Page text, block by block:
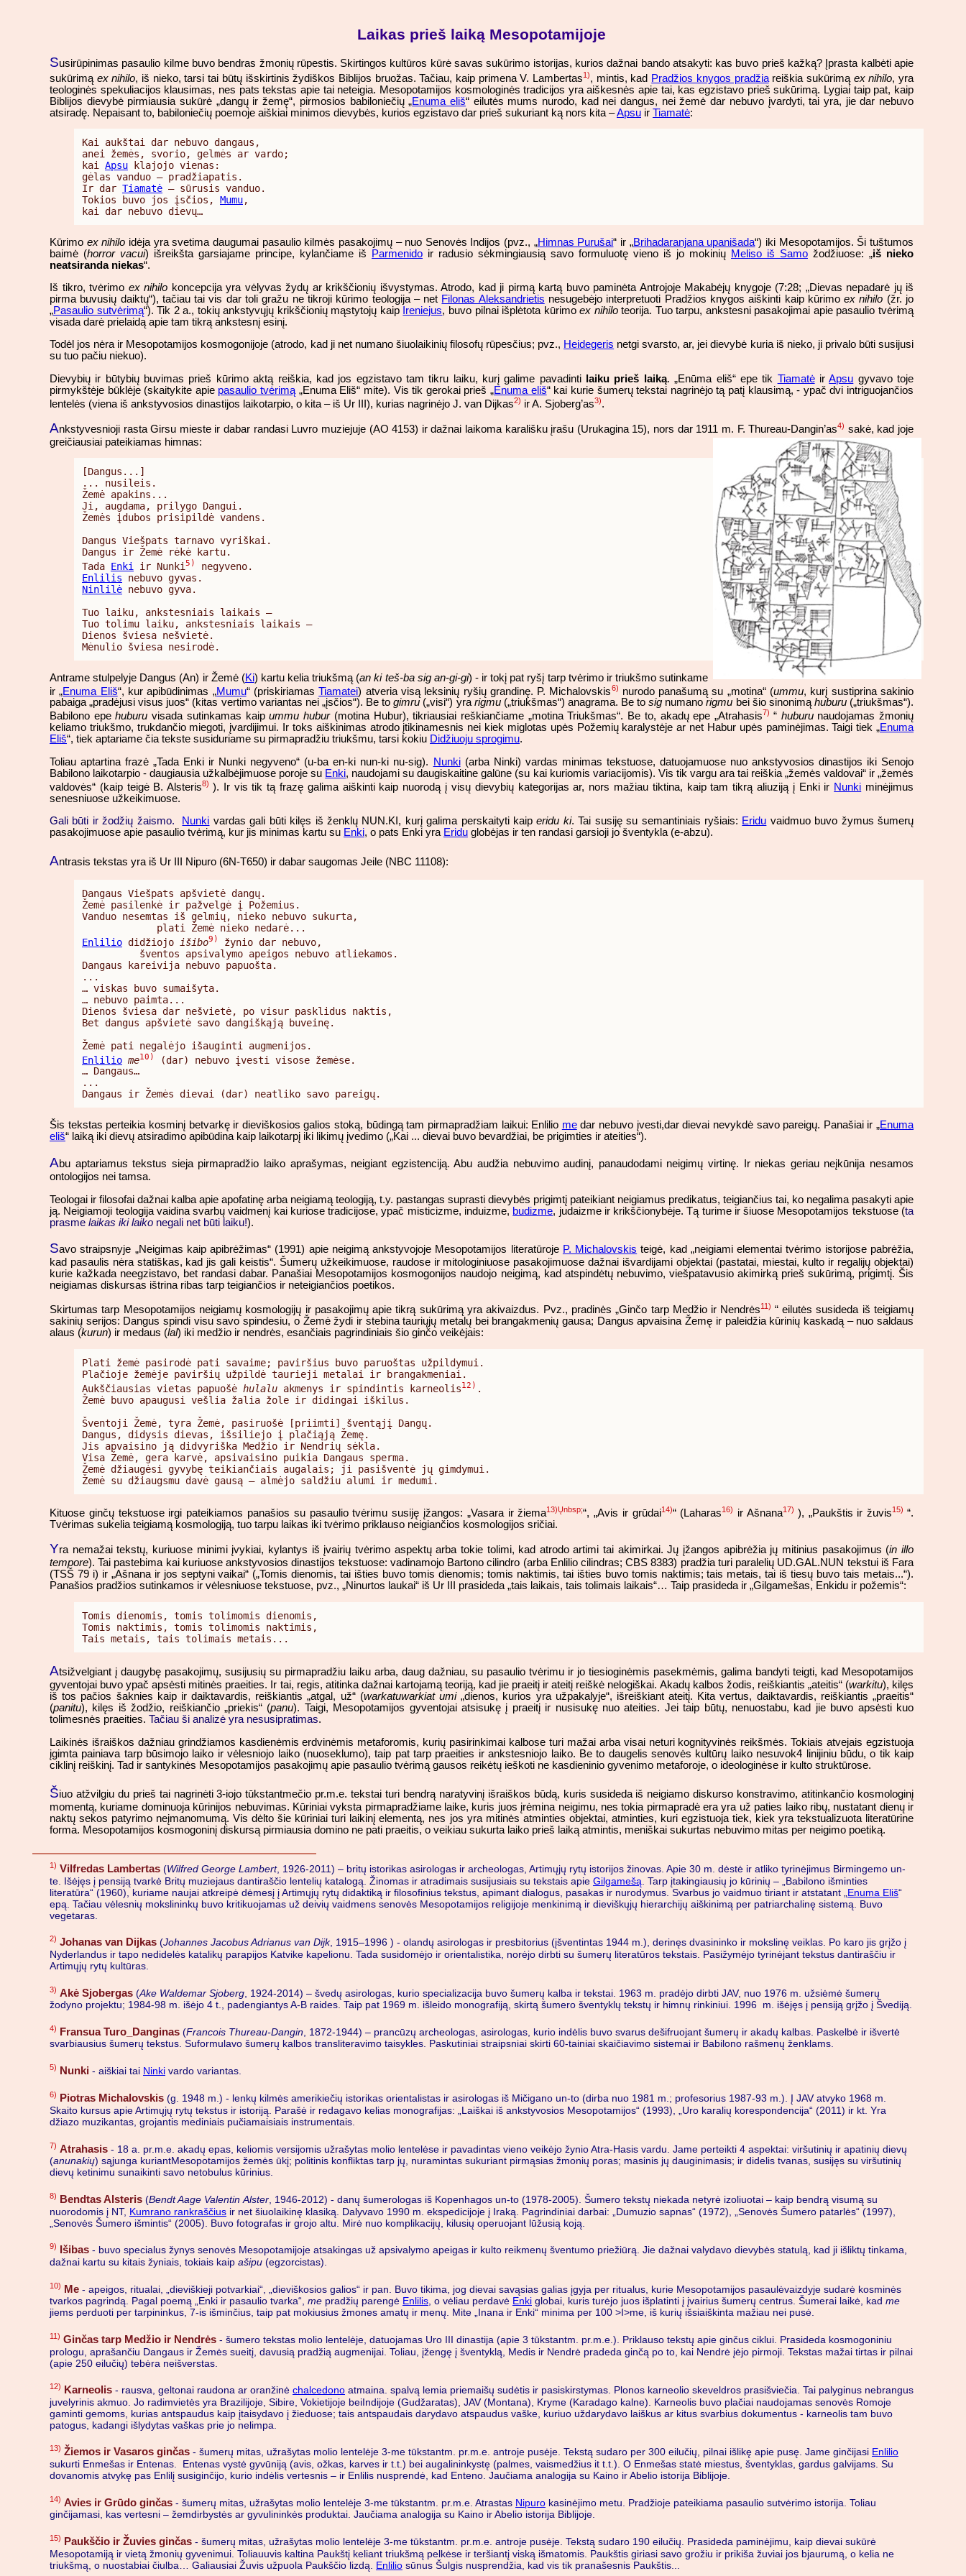
Laikas prieš laiką Mesopotamijoje
Susirūpinimas pasaulio kilme buvo bendras žmonių rūpestis. Skirtingos kultūros kūrė savas sukūrimo istorijas, kurios dažnai bando atsakyti: kas buvo prieš kažką? Įprasta kalbėti apie
sukūrimą ex nihilo, iš nieko, tarsi tai būtų išskirtinis žydiškos Biblijos bruožas. Tačiau, kaip primena V. Lambertas1), mintis, kad Pradžios knygos pradžiareiškia sukūrimą ex nihilo, yra
teologinės spekuliacijos klausimas, nes pats tekstas apie tai neteigia. Mesopotamijos kosmologinės tradicijos yra aiškesnės apie tai, kas egzistavo prieš sukūrimą. Lygiai taip pat, kaip
Biblijos dievybė pirmiausia sukūrė „dangų ir žemę“, pirmosios babiloniečių „Enuma eliš“ eilutės mums nurodo, kad nei dangus, nei žemė dar nebuvo įvardyti, tai yra, jie dar nebuvo
atsiradę. Nepaisant to, babiloniečių poemoje aiškiai minimos dievybės, kurios egzistavo dar prieš sukuriant ką nors kita –Apsu ir Tiamatė:
Kai aukštai dar nebuvo dangaus,
anei žemės, svorio, gelmės ar vardo;
kai Apsu klajojo vienas:
gėlas vanduo – pradžiapatis.
Ir dar Tiamatė – sūrusis vanduo.
Tokios buvo jos įsčios, Mumu,
kai dar nebuvo dievų…
Kūrimo ex nihilo idėja yra svetima daugumai pasaulio kilmės pasakojimų – nuo Senovės Indijos (pvz., „Himnas Purušai“ ir „Brihadaranjana upanišada“) iki Mesopotamijos. Ši tuštumos
baimė (horror vacui) išreikšta garsiajame principe, kylančiame iš Parmenido ir radusio sėkmingiausią savo formuluotę vieno iš jo mokinių Meliso iš Samo žodžiuose: „iš nieko
neatsiranda niekas“.
Iš tikro, tvėrimo ex nihilo koncepcija yra vėlyvas žydų ar krikščionių išvystymas. Atrodo, kad ji pirmą kartą buvo paminėta Antrojoje Makabėjų knygoje (7:28; „Dievas nepadarė jų iš
pirma buvusių daiktų“), tačiau tai vis dar toli gražu ne tikroji kūrimo teologija – net Filonas Aleksandrietis nesugebėjo interpretuoti Pradžios knygos aiškinti kaip kūrimoex nihilo (žr. jo
„Pasaulio sutvėrimą“). Tik 2 a., tokių ankstyvųjų krikščionių mąstytojų kaip Ireniejus, buvo pilnai išplėtota kūrimoex nihiloteorija. Tuo tarpu, ankstesni pasakojimai apie pasaulio tvėrimą
visada darė prielaidą apie tam tikrą ankstesnį esinį.
Todėl jos nėra ir Mesopotamijos kosmogonijoje (atrodo, kad ji net numano šiuolaikinių filosofų rūpesčius; pvz., Heidegeris netgi svarsto, ar, jei dievybė kuria iš nieko, ji privalo būti susijusi
su tuo pačiu niekuo).
Dievybių ir būtybių buvimas prieš kūrimo aktą reiškia, kad jos egzistavo tam tikru laiku, kurį galime pavadinti laiku prieš laiką. „Enūma eliš“ epe tik TiamatėirApsu gyvavo toje
pirmykštėje būklėje (skaitykite apie pasaulio tvėrimą „Enuma Eliš“ mite). Vis tik gerokai prieš „Enuma eliš“ kai kurie šumerų tekstai nagrinėjo tą patį klausimą, - ypač dvi intriguojančios
lentelės (viena iš ankstyvosios dinastijos laikotarpio, o kita – iš Ur III), kurias nagrinėjo J. van Dijkas2) ir A. Sjoberg’as3).
Ankstyvesnioji rasta Girsu mieste ir dabar randasi Luvro muziejuje (AO 4153) ir dažnai laikoma karališku įrašu (Urukagina 15), nors dar 1911 m. F. Thureau-Dangin’as4) sakė, kad joje
greičiausiai pateikiamas himnas:
[Dangus...]
... nusileis.
Žemė apakins...
Ji, augdama, prilygo Dangui.
Žemės įdubos prisipildė vandens.
Dangus Viešpats tarnavo vyriškai.
Dangus ir Žemė rėkė kartu.
Tada Enki ir Nunki 5)
Enlilis
Ninlilė nebuvo gyva.
Tuo laiku, ankstesniais laikais –
Tuo tolimu laiku, ankstesniais laikais –
Dienos šviesa nešvietė.
Mėnulio šviesa nesirodė.
Antrame stulpelyje Dangus (An) ir Žemė (Ki) kartu kelia triukšmą (an ki teš-ba sig an-gi-gi) - ir tokį pat ryšį tarp tvėrimo ir triukšmo sutinkame
ir „Enuma Eliš“, kur apibūdinimas „Mumu“ (priskiriamasTiamatei) atveria visą leksinių ryšių grandinę. P. Michalovskis6) nurodo panašumą su „motina“ (ummu, kurį sustiprina sakinio
pabaiga „pradėjusi visus juos“ (kitas vertimo variantas nei „įsčios“). Be togimru („visi“) yrarigmu(„triukšmas“) anagrama. Be tosig numanorigmu bei šio sinonimąhuburu(„triukšmas“).
Babilono epehuburu visada sutinkamas kaipummu hubur(motina Hubur), tikriausiai reškiančiame „motina Triukšmas“. Be to, akadų epe „Atrahasis7) “ huburunaudojamas žmonių
keliamo triukšmo, trukdančio miegoti, įvardijimui. Ir toks aiškinimas atrodo įtikinamesnis nei kiek miglotas upės Požemių karalystėje ar net Habur upės paminėjimas. Taigi tiek „Enuma
Eliš“, tiek aptariame čia tekste susiduriame su pirmapradžiu triukšmu, tarsi kokiu Didžiuoju sprogimu.
Toliau aptartina frazė „Tada Enki ir Nunki negyveno“ (u-ba en-ki nun-ki nu-sig).
Nunki(arba Ninki) vardas minimas tekstuose, datuojamuose nuo ankstyvosios dinastijos iki Senojo
Babilono laikotarpio - daugiausia užkalbėjimuose poroje su Enki, naudojami su daugiskaitine galūne (su kai kuriomis variacijomis). Vis tik vargu ara tai reiškia „žemės valdovai“ ir „žemės
valdovės“ (kaip teigė B. Alsteris8)). Ir vis tik tą frazę galima aiškinti kaip nuorodą į visų dievybių kategorijas ar, nors mažiau tiktina, kaip tam tikrą aliuziją į Enki ir Nunki minėjimus
senesniuose užkeikimuose.
Gali būti ir žodžių žaismo.
Nunki vardas gali būti kilęs iš ženklų NUN.KI, kurį galima perskaityti kaiperidu ki. Tai susiję su semantiniais ryšiais: Eridu vaidmuo buvo žymus šumerų
pasakojimuose apie pasaulio tvėrimą, kur jis minimas kartu su Enki, o pats Enki yra Eridu globėjas ir ten randasi garsioji jo šventykla (e-abzu).
Antrasis tekstas yra iš Ur III Nipuro (6N-T650) ir dabar saugomas Jeile (NBC 11108):
Dangaus Viešpats apšvietė dangų.
Žemė pasilenkė ir pažvelgė į Požemius.
Vanduo nesemtas iš gelmių, nieko nebuvo sukurta,
Enlilio didžiojo išibo9)
žynio dar nebuvo,
          šventos apsivalymo apeigos nebuvo atliekamos.
Dangaus kareivija nebuvo papuošta.
...
… viskas buvo sumaišyta.
… nebuvo paimta...
Dienos šviesa dar nešvietė, po visur pasklidus naktis,
Bet dangus apšvietė savo dangiškąją buveinę.
Enlilio me10)
(dar) nebuvo įvesti visose žemėse.
… Dangaus…
...
Dangaus ir Žemės dievai (dar) neatliko savo pareigų.
Šis tekstas perteikia kosminį betvarkę ir dieviškosios galios stoką, būdingą tam pirmapradžiam laikui: Enlilio medar nebuvo įvesti,dar dievai nevykdė savo pareigų. Panašiai ir „Enuma
eliš“ laiką iki dievų atsiradimo apibūdina kaip laikotarpį iki likimų įvedimo („Kai ... dievai buvo bevardžiai, be prigimties ir ateities“).
Abu aptariamus tekstus sieja pirmapradžio laiko aprašymas, neigiant egzistenciją. Abu audžia nebuvimo audinį, panaudodami neigimų virtinę. Ir niekas geriau neįkūnija nesamos
ontologijos nei tamsa.
Teologai ir filosofai dažnai kalba apie apofatinę arba neigiamą teologiją, t.y. pastangas suprasti dievybės prigimtį pateikiant neigiamus predikatus, teigiančius tai, ko negalima pasakyti apie
ją. Neigiamoji teologija vaidina svarbų vaidmenį kai kuriose tradicijose, ypač misticizme, induizme, budizme, judaizme ir krikščionybėje. Tą turime ir šiuose Mesopotamijos tekstuose (ta
prasme laikas iki laiko negali net būti laiku!).
Savo straipsnyje „Neigimas kaip apibrėžimas“ (1991) apie neigimą ankstyvojoje Mesopotamijos literatūroje P. Michalovskis teigė, kad „neigiami elementai tvėrimo istorijose pabrėžia,
kad pasaulis nėra statiškas, kad jis gali keistis“. Šumerų užkeikimuose, raudose ir mitologiniuose pasakojimuose dažnai išvardijami objektai (pastatai, miestai, kulto ir regalijų objektai)
kurie kažkada neegzistavo, bet randasi dabar. Panašiai Mesopotamijos kosmogonijos naudojo neigimą, kad atspindėtų nebuvimo, viešpatavusio akimirką prieš sukūrimą, prigimtį. Šis
neigiamas diskursas ištrina ribas tarp teigiančios ir neteigiančios poetikos.
Skirtumas tarp Mesopotamijos neigiamų kosmologijų ir pasakojimų apie tikrą sukūrimą yra akivaizdus. Pvz., pradinės „Ginčo tarp Medžio ir Nendrės11) “ eilutės susideda iš teigiamų
sakinių serijos: Dangus spindi visu savo spindesiu, o Žemė žydi ir stebina tauriųjų metalų bei brangakmenių gausa; Dangus apvaisina Žemę ir paleidžia kūrinių kaskadą – nuo saldaus
alaus (kurun) ir medaus (lal) iki medžio ir nendrės, esančiais pagrindiniais šio ginčo veikėjais:
Plati žemė pasirodė pati savaime; paviršius buvo paruoštas užpildymui.
Plačioje žemėje paviršių užpildė taurieji metalai ir brangakmeniai.
Aukščiausias vietas papuošė hulalu akmenys ir spindintis karneolis12) .
Žemė buvo apaugusi vešlia žalia žole ir didingai iškilus.
Šventoji Žemė, tyra Žemė, pasiruošė [priimti] šventąjį Dangų.
Dangus, didysis dievas, išsiliejo į plačiąją Žemę.
Jis apvaisino ją didvyriška Medžio ir Nendrių sėkla.
Visa Žemė, gera karvė, apsivaisino puikia Dangaus sperma.
Žemė džiaugėsi gyvybę teikiančiais augalais; ji pasišventė jų gimdymui.
Žemė su džiaugsmu davė gausą – almėjo saldžiu alumi ir medumi.
Kituose ginčų tekstuose irgi pateikiamos panašios su pasaulio tvėrimu susiję įžangos: „Vasara ir žiema13)Ųnbsp;“, „Avis ir grūdai14)“ (Laharas16) ir Ašnana17) ), „Paukštis ir žuvis15)“.
Tvėrimas sukelia teigiamą kosmologiją, tuo tarpu laikas iki tvėrimo priklauso neigiančios kosmologijos sričiai.
Yra nemažai tekstų, kuriuose minimi įvykiai, kylantys iš įvairių tvėrimo aspektų arba tokie tolimi, kad atrodo artimi tai akimirkai. Jų įžangos apibrėžia jų mitinius pasakojimus (in illo
tempore). Tai pastebima kai kuriuose ankstyvosios dinastijos tekstuose: vadinamojo Bartono cilindro (arba Enlilio cilindras; CBS 8383) pradžia turi paralelių UD.GAL.NUN tekstui iš Fara
(TSŠ 79 i) ir „Ašnana ir jos septyni vaikai“ („Tomis dienomis, tai išties buvo tomis dienomis; tomis naktimis, tai išties buvo tomis naktimis; tais metais, tai iš tiesų buvo tais metais...“).
Panašios pradžios sutinkamos ir vėlesniuose tekstuose, pvz., „Ninurtos laukai“ iš Ur III prasideda „tais laikais, tais tolimais laikais“… Taip prasideda ir „Gilgamešas, Enkidu ir požemis“:
Tomis dienomis, tomis tolimomis dienomis,
Tomis naktimis, tomis tolimomis naktimis,
Atsižvelgiant į daugybę pasakojimų, susijusių su pirmapradžiu laiku arba, daug dažniau, su pasaulio tvėrimu ir jo tiesioginėmis pasekmėmis, galima bandyti teigti, kad Mesopotamijos
gyventojai buvo ypač apsėsti mitinės praeities. Ir tai, regis, atitinka dažnai kartojamą teoriją, kad jie praeitį ir ateitį reiškė nelogiškai. Akadų kalbos žodis, reiškiantis „ateitis“ (warkitu), kilęs
iš tos pačios šaknies kaip ir daiktavardis, reiškiantis „atgal, už“ (warkatuwarkiat umi„dienos, kurios yra užpakalyje“, išreiškiant ateitį. Kita vertus, daiktavardis, reiškiantis „praeitis“
(panitu), kilęs iš žodžio, reiškiančio „priekis“ (panu). Taigi, Mesopotamijos gyventojai atsisukę į praeitį ir nusisukę nuo ateities. Jei taip būtų, nenuostabu, kad jie buvo apsėsti kuo
tolimesnės praeities. Tačiau ši analizė yra nesusipratimas.
Laikinės išraiškos dažniau grindžiamos kasdienėmis erdvinėmis metaforomis, kurių pasirinkimai kalbose turi mažai arba visai neturi kognityvinės reikšmės. Tokiais atvejais egzistuoja
įgimta painiava tarp būsimojo laiko ir vėlesniojo laiko (nuoseklumo), taip pat tarp praeities ir ankstesniojo laiko. Be to daugelis senovės kultūrų laiko nesuvok4 linijiniu būdu, o tik kaip
ciklinį reiškinį. Tad ir santykinės Mesopotamijos pasakojimų apie pasaulio tvėrimą gausos reikėtų ieškoti ne kasdieninio gyvenimo metaforoje, o ideologinėse ir kulto struktūrose.
Šiuo atžvilgiu du prieš tai nagrinėti 3-iojo tūkstantmečio pr.m.e. tekstai turi bendrą naratyvinį išraiškos būdą, kuris susideda iš neigiamo diskurso konstravimo, atitinkančio kosmologinį
momentą, kuriame dominuoja kūrinijos nebuvimas. Kūriniai vyksta pirmapradžiame laike, kuris juos įrėmina neigimu, nes tokia pirmapradė era yra už paties laiko ribų, nustatant dienų ir
naktų sekos patyrimo neįmanomumą. Vis dėlto šie kūriniai turi laikinį elementą, nes jos yra mitinės atminties objektai, atminties, kuri egzistuoja tiek, kiek yra tekstualizuota literatūrine
forma. Mesopotamijos kosmogoninį diskursą pirmiausia domino ne pati praeitis, o veikiau sukurta laiko prieš laiką atmintis, meniškai sukurtas nebuvimo mitas per neigimo poetiką.
1) Vilfredas Lambertas (Wilfred George Lambert, 1926-2011) – britų istorikas asirologas ir archeologas, Artimųjų rytų istorijos žinovas. Apie 30 m. dėstė ir atliko tyrinėjimus Birmingemo un-
te. Išėjęs į pensiją tvarkė Britų muziejaus dantiraščio lentelių katalogą. Žinomas ir atradimais susijusiais su tekstais apie Gilgamešą . Tarp įtakingiausių jo kūrinių – „Babilono išminties
literatūra“ (1960), kuriame naujai atkreipė dėmesį į Artimųjų rytų didaktiką ir filosofinius tekstus, apimant dialogus, pasakas ir nurodymus. Svarbus jo vaidmuo tiriant ir atstatant „ Enuma Eliš“
epą. Tačiau vėlesnių mokslininkų buvo kritikuojamas už deivių vaidmens senovės Mesopotamijos religijoje menkinimą ir dieviškųjų hierarchijų aiškinimą per patriarchalinę sistemą. Buvo
vegetaras.
2) Johanas van Dijkas (Johannes Jacobus Adrianus van Dijk, 1915–1996 ) - olandų asirologas ir presbitorius (įšventintas 1944 m.), derinęs dvasininko ir mokslinę veiklas. Po karo jis grįžo į
Nyderlandus ir tapo nedidelės katalikų parapijos Katvike kapelionu. Tada susidomėjo ir orientalistika, norėjo dirbti su šumerų literatūros tekstais. Pasižymėjo tyrinėjant tekstus dantiraščiu ir
Artimųjų rytų kultūras.
3) Akė Sjobergas (Ake Waldemar Sjoberg , 1924-2014) – švedų asirologas, kurio specializacija buvo šumerų kalba ir tekstai. 1963 m. pradėjo dirbti JAV, nuo 1976 m. užsiėmė šumerų
žodyno projektu; 1984-98 m. išėjo 4 t., padengiantys A-B raides. Taip pat 1969 m. išleido monografiją, skirtą šumero šventyklų tekstų ir himnų rinkiniui. 1996 m. išėjęs į pensiją grįžo į Švediją.
4) Fransua Turo_Danginas (Francois Thureau-Dangin , 1872-1944) – prancūzų archeologas, asirologas, kurio indėlis buvo svarus dešifruojant šumerų ir akadų kalbas. Paskelbė ir išvertė
svarbiausius šumerų tekstus. Suformulavo šumerų kalbos transliteravimo taisykles. Paskutiniai straipsniai skirti 60-tainiai skaičiavimo sistemai ir Babilono rašmenų ženklams.
5) Nunki - aiškiai tai Ninki vardo variantas.
6) Piotras Michalovskis (g. 1948 m.) - lenkų kilmės amerikiečių istorikas orientalistas ir asirologas iš Mičigano un-to (dirba nuo 1981 m.; profesorius 1987-93 m.). Į JAV atvyko 1968 m.
Skaito kursus apie Artimųjų rytų tekstus ir istoriją. Parašė ir redagavo kelias monografijas: „Laiškai iš ankstyvosios Mesopotamijos“ (1993), „Uro karalių korespondencija“ (2011) ir kt. Yra
džiazo muzikantas, grojantis mediniais pučiamaisiais instrumentais.
7) Atrahasis - 18 a. pr.m.e. akadų epas, keliomis versijomis užrašytas molio lentelėse ir pavadintas vieno veikėjo žynio Atra-Hasis vardu. Jame perteikti 4 aspektai: viršutinių ir apatinių dievų
(anunakių) sąjunga kuriantMesopotamijos žemės ūkį; politinis konfliktas tarp jų, nuramintas sukuriant pirmąsias žmonių poras; masinis jų dauginimasis; ir didelis tvanas, susijęs su viršutinių
dievų ketinimu sunaikinti savo netobulus kūrinius.
8) Bendtas Alsteris (Bendt Aage Valentin Alster , 1946-2012) - danų šumerologas iš Kopenhagos un-to (1978-2005). Šumero tekstų niekada netyrė izoliuotai – kaip bendrą visumą su
nuorodomis į NT, Kumrano rankraščius ir net šiuolaikinę klasiką. Dalyvavo 1990 m. ekspedicijoje į Iraką. Pagrindiniai darbai: „Dumuzio sapnas“ (1972), „Senovės Šumero patarlės“ (1997),
„Senovės Šumero išmintis“ (2005). Buvo fotografas ir grojo altu. Mirė nuo komplikacijų, kilusių operuojant lūžusią koją.
9) Išibas - buvo specialus žynys senovės Mesopotamijoje atsakingas už apsivalymo apeigas ir kulto reikmenų šventumo priežiūrą. Jie dažnai valydavo dievybės statulą, kad ji išliktų tinkama,
dažnai kartu su kitais žyniais, tokiais kaip ašipu (egzorcistas).
10) Me - apeigos, ritualai, „dieviškieji potvarkiai“, „dieviškosios galios“ ir pan. Buvo tikima, jog dievai savąsias galias įgyja per ritualus, kurie Mesopotamijos pasaulėvaizdyje sudarė kosminės
tvarkos pagrindą. Pagal poemą „Enki ir pasaulio tvarka“, me pradžių parengė Enlilis, o vėliau perdavė Enki globai, kuris turėjo juos išplatinti į įvairius šumerų centrus. Šumerai laikė, kad me
jiems perduoti per tarpininkus, 7-is išminčius, taip pat mokiusius žmones amatų ir menų. Mite „Inana ir Enki“ minima per 100 >I>me, iš kurių išsiaiškinta mažiau nei pusė.
11) Ginčas tarp Medžio ir Nendrės - šumero tekstas molio lentelėje, datuojamas Uro III dinastija (apie 3 tūkstantm. pr.m.e.). Priklauso tekstų apie ginčus ciklui. Prasideda kosmogoniniu
prologu, aprašančiu Dangaus ir Žemės sueitį, davusią pradžią augmenijai. Toliau, įžengę į šventyklą, Medis ir Nendrė pradeda ginčą po to, kai Nendrė įėjo pirmoji. Tekstas mažai tirtas ir pilnai
(apie 250 eilučių) tebėra neišverstas.
12) Karneolis - rausva, geltonai raudona ar oranžinė chalcedono atmaina. spalvą lemia priemaišų sudėtis ir pasiskirstymas. Plonos karneolio skeveldros prasišviečia. Tai palyginus nebrangus
juvelyrinis akmuo. Jo radimvietės yra Brazilijoje, Sibire, Vokietijoje beiIndijoje (Gudžaratas), JAV (Montana), Kryme (Karadago kalne). Karneolis buvo plačiai naudojamas senovės Romoje
gaminti gemoms, kurias antspaudus kaip įtaisydavo į žieduose; tais antspaudais darydavo atspaudus vaške, kuriuo uždarydavo laiškus ar kitus svarbius dokumentus - karneolis tam buvo
patogus, kadangi išlydytas vaškas prie jo nelimpa.
13) Žiemos ir Vasaros ginčas - šumerų mitas, užrašytas molio lentelėje 3-me tūkstantm. pr.m.e. antroje pusėje. Tekstą sudaro per 300 eilučių, pilnai išlikę apie pusę. Jame ginčijasi Enlilio
sukurti Enmešas ir Entenas. Entenas vystė gyvūniją (avis, ožkas, karves ir t.t.) bei augalininkystę (palmes, vaismedžius it t.t.). O Enmešas statė miestus, šventyklas, gardus galvijams. Su
dovanomis atvykę pas Enlilį susiginčijo, kurio indėlis vertesnis – ir Enlilis nusprendė, kad Enteno. Jaučiama analogija su Kaino ir Abelio istorija Biblijoje.
14) Avies ir Grūdo ginčas - šumerų mitas, užrašytas molio lentelėje 3-me tūkstantm. pr.m.e. Atrastas Nipuro kasinėjimo metu. Pradžioje pateikiama pasaulio sutvėrimo istorija. Toliau
ginčijamasi, kas vertesni – žemdirbystės ar gyvulininkės produktai. Jaučiama analogija su Kaino ir Abelio istorija Biblijoje.
15) Paukščio ir Žuvies ginčas - šumerų mitas, užrašytas molio lentelėje 3-me tūkstantm. pr.m.e. antroje pusėje. Tekstą sudaro 190 eilučių. Prasideda paminėjimu, kaip dievai sukūrė
Mesopotamiją ir vietą žmonių gyvenimui. Toliauuvis kaltina Paukštį keliant triukšmą pelkėse ir teršiantį viską išmatomis. Paukštis giriasi savo grožiu ir prikiša žuviai jos bjaurumą, o kelia ne
triukšmą, o nuostabiai čiulba… Galiausiai Žuvis užpuola Paukščio lizdą. Enlilio sūnus Šulgis nusprendžia, kad vis tik pranašesnis Paukštis...